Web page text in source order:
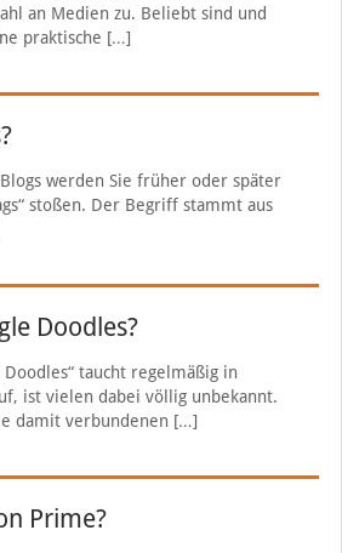
an Medien zu. Beliebt sind und
praktische […]
werden Sie früher oder später
stoßen. Der Begriff stammt aus
Doodles?
taucht regelmäßig in
ist vielen dabei völlig unbekannt.
damit verbundenen […]
Prime?